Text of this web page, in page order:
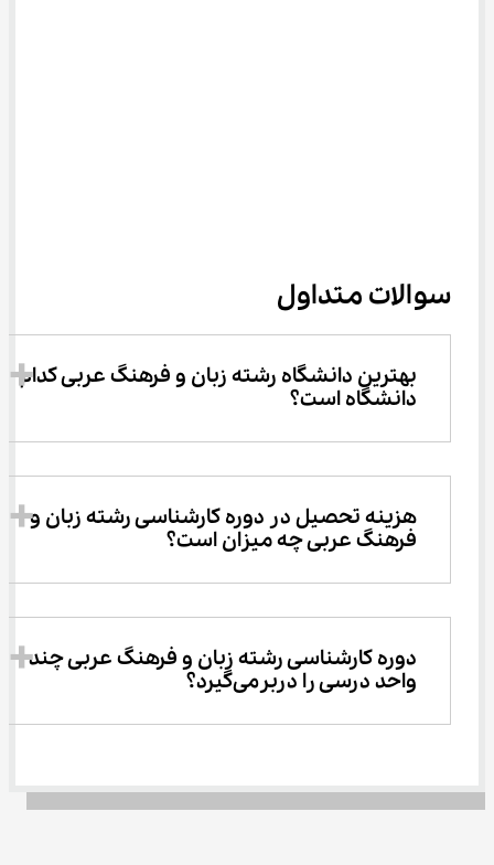
سوالات متداول
بهترین دانشگاه رشته زﺑﺎن و ﻓﺮﻫﻨﮓ عربی کدام
دانشگاه است؟
هزینه تحصیل در دوره کارشناسی رشته زﺑﺎن و
ﻓﺮﻫﻨﮓ عربی چه میزان است؟
دوره کارشناسی رشته زﺑﺎن و ﻓﺮﻫﻨﮓ عربی چند
واحد درسی را دربرمی‌گیرد؟